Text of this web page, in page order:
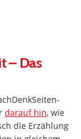
– Das
darauf hin, wie
die Erzählung